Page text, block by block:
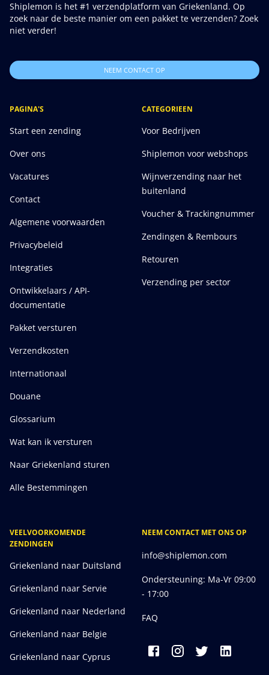
Shiplemon is het #1 verzendplatform van Griekenland. Op
zoek naar de beste manier om een pakket te verzenden? Zoek
niet verder!
NEEM CONTACT OP
PAGINA'S
Start een zending
Over ons
Vacatures
Contact
Algemene voorwaarden
Privacybeleid
Integraties
Ontwikkelaars / API-
documentatie
Pakket versturen
Verzendkosten
Internationaal
Douane
Glossarium
Wat kan ik versturen
Naar Griekenland sturen
Alle Bestemmingen
CATEGORIEEN
Voor Bedrijven
Shiplemon voor webshops
Wijnverzending naar het
buitenland
Voucher & Trackingnummer
Zendingen & Rembours
Retouren
Verzending per sector
VEELVOORKOMENDE
ZENDINGEN
Griekenland naar Duitsland
Griekenland naar Servie
Griekenland naar Nederland
Griekenland naar Belgie
Griekenland naar Cyprus
NEEM CONTACT MET ONS OP
info@shiplemon.com
Ondersteuning: Ma-Vr 09:00
- 17:00
FAQ